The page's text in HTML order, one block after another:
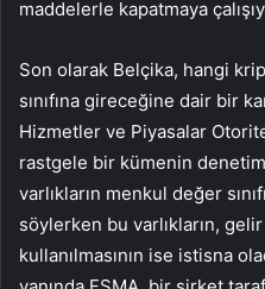
maddelerle kapatmaya
Son olarak Belçika, hangi
sınıfına gireceğine dair bir
Hizmetler ve Piyasalar
rastgele bir kümenin
varlıkların menkul değer
söylerken bu varlıkların,
kullanılmasının ise istisna